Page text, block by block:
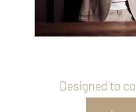
Designed to